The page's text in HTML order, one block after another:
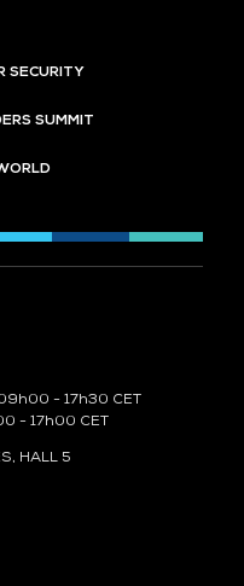
SECURITY
SUMMIT
- 17h30 CET
- 17h00 CET
HALL 5